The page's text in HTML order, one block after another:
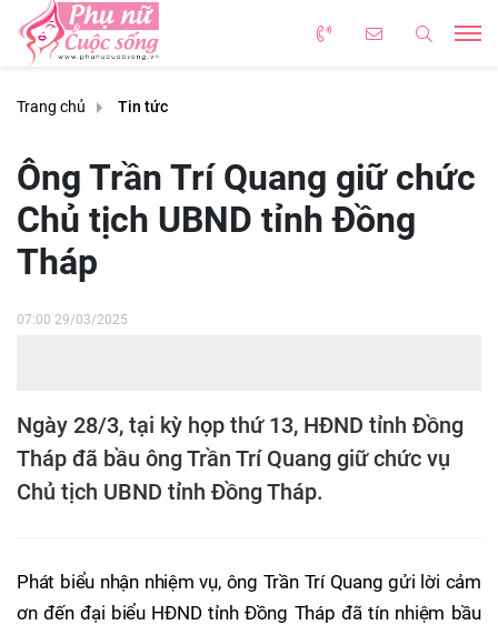
Trang chủ Tin tức
Ông Trần Trí Quang giữ chức
Chủ tịch UBND tỉnh Đồng
Tháp
07:00 29/03/2025
Ngày 28/3, tại kỳ họp thứ 13, HĐND tỉnh Đồng
Tháp đã bầu ông Trần Trí Quang giữ chức vụ
Chủ tịch UBND tỉnh Đồng Tháp.
Phát biểu nhận nhiệm vụ, ông Trần Trí Quang gửi lời cảm
ơn đến đại biểu HĐND tỉnh Đồng Tháp đã tín nhiệm bầu